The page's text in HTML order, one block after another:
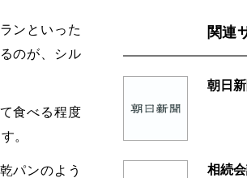
ンといった
のが、シル
食べる程度
。
パンのよう
関連
朝日
相続